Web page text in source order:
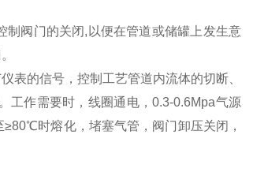
阀门的关闭,以便在管道或储罐上发生意
表的信号，控制工艺管道内流体的切断、
工作需要时，线圈通电，0.3-0.6Mpa气源
时熔化，堵塞气管，阀门卸压关闭，